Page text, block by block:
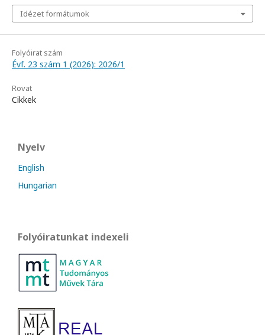
Idézet formátumok
Folyóirat szám
Évf. 23 szám 1 (2026): 2026/1
Rovat
Cikkek
Nyelv
English
Hungarian
Folyóiratunkat indexeli